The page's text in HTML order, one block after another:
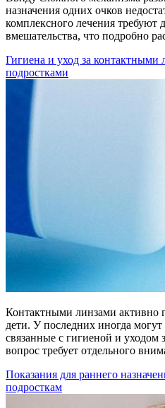
назначения одних очков
комплексного лечения требуют
вмешательства, что подробно
Гигиена и уход за контактными
подростками
Контактными линзами активно
дети. У последних иногда
связанные с гигиеной и уходом
вопрос требует отдельного
Показания для раннего
подросткам